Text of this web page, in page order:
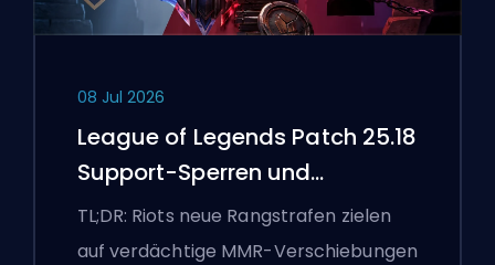
08 Jul 2026
League of Legends Patch 25.18
Support-Sperren und
Boosting-Flaggen
TL;DR: Riots neue Rangstrafen zielen
auf verdächtige MMR-Verschiebungen